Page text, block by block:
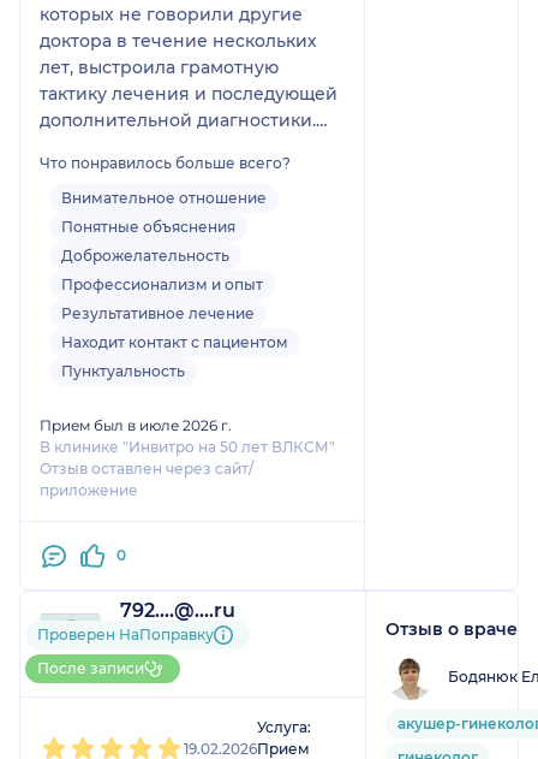
которых не говорили другие
доктора в течение нескольких
лет, выстроила грамотную
тактику лечения и последующей
дополнительной диагностики.
подробно изучает анамнез,
назначает все строго по делу,
очень внимательная. Верю, что с
ее помощью мне удастся
выздороветь 🙏🏻
Что понравилось больше всего?
Внимательное отношение
Понятные объяснения
Доброжелательность
Профессионализм и опыт
Результативное лечение
Находит контакт с пациентом
Пунктуальность
Прием был в июле 2026 г.
В клинике "Инвитро на 50 лет ВЛКСМ"
Отзыв оставлен через сайт/
приложение
0
792....@....ru
1 отзыв
До 5 записей через
НаПоправку
Проверен НаПоправку
После записи
19.02.2026
Услуга:
Прием
Отзыв о враче
Бодянюк
акушер-